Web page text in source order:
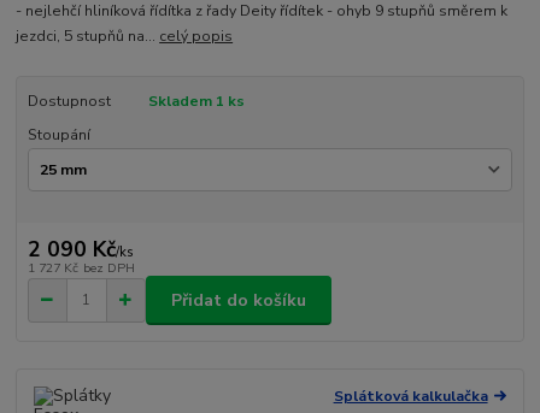
- nejlehčí hliníková řídítka z řady Deity řídítek - ohyb 9 stupňů směrem k
jezdci, 5 stupňů na... celý popis
Dostupnost
Skladem 1 ks
Stoupání
2 090 Kč/ks
1 727 Kč bez DPH
Přidat do košíku
Splátková kalkulačka